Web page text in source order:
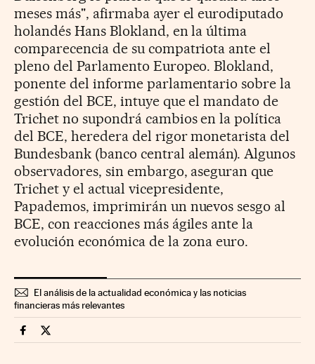
meses más", afirmaba ayer el eurodiputado
holandés Hans Blokland, en la última
comparecencia de su compatriota ante el
pleno del Parlamento Europeo. Blokland,
ponente del informe parlamentario sobre la
gestión del BCE, intuye que el mandato de
Trichet no supondrá cambios en la política
del BCE, heredera del rigor monetarista del
Bundesbank (banco central alemán). Algunos
observadores, sin embargo, aseguran que
Trichet y el actual vicepresidente,
Papademos, imprimirán un nuevos sesgo al
BCE, con reacciones más ágiles ante la
evolución económica de la zona euro.
El análisis de la actualidad económica y las noticias
financieras más relevantes
Economia Cinco Días en Facebook
Economia Cinco Días en Twitter